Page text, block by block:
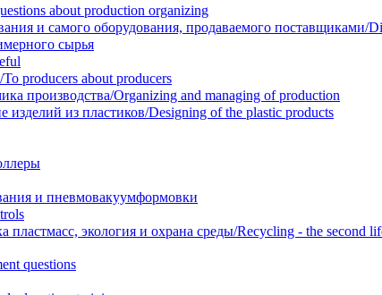
about production organizing
и самого оборудования, продаваемого поставщиками/
сырья
producers about producers
производства/Organizing and managing of production
из пластиков/Designing of the plastic products
и пневмовакуумформовки
экология и охрана среды/Recycling - the second
questions